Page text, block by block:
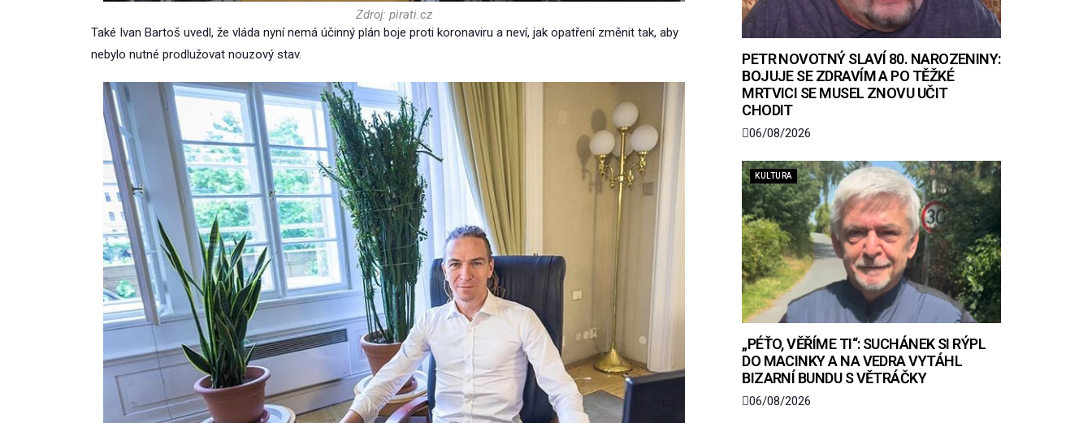
Zdroj: pirati.cz
Také Ivan Bartoš uvedl, že vláda nyní nemá účinný plán boje proti koronaviru a neví, jak opatření změnit tak, aby
nebylo nutné prodlužovat nouzový stav.
PETR NOVOTNÝ SLAVÍ 80. NAROZENINY:
BOJUJE SE ZDRAVÍM A PO TĚŽKÉ
MRTVICI SE MUSEL ZNOVU UČIT
CHODIT
06/08/2026
KULTURA
„PÉŤO, VĚŘÍME TI“: SUCHÁNEK SI RÝPL
DO MACINKY A NA VEDRA VYTÁHL
BIZARNÍ BUNDU S VĚTRÁČKY
06/08/2026